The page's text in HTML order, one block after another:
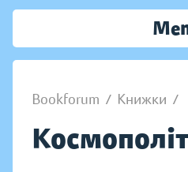
Bookforum / Книжки /